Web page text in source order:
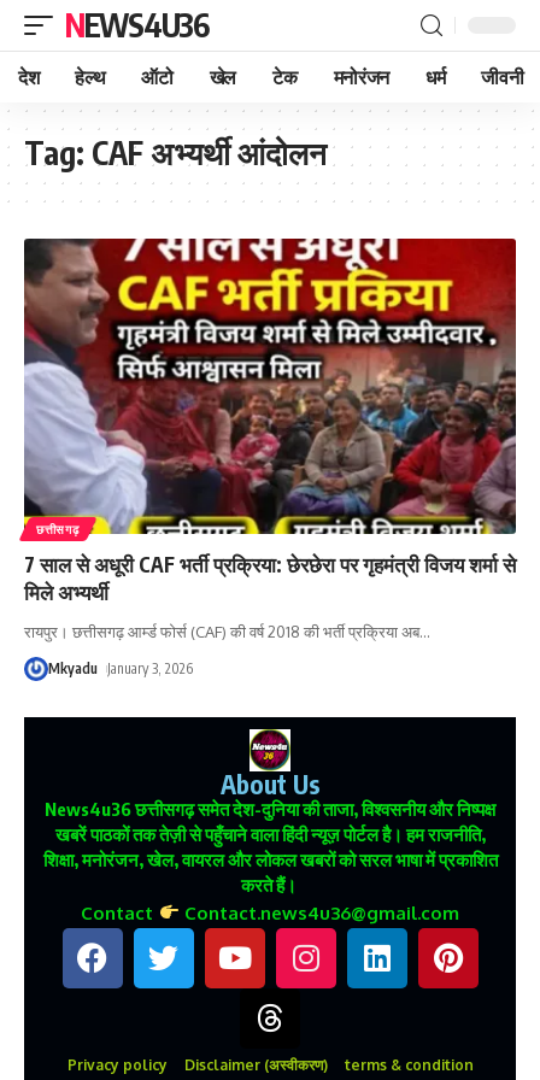
NEWS4U36
देश हेल्थ ऑटो खेल टेक मनोरंजन धर्म जीवनी
Tag: CAF अभ्यर्थी आंदोलन
छत्तीसगढ़
7 साल से अधूरी CAF भर्ती प्रक्रिया: छेरछेरा पर गृहमंत्री विजय शर्मा से
मिले अभ्यर्थी
रायपुर। छत्तीसगढ़ आर्म्ड फोर्स (CAF) की वर्ष 2018 की भर्ती प्रक्रिया अब…
Mkyadu January 3, 2026
About Us
News4u36छत्तीसगढ़ समेत देश-दुनिया की ताजा, विश्वसनीय और निष्पक्ष
खबरें पाठकों तक तेज़ी से पहुँचाने वाला हिंदी न्यूज़ पोर्टल है। हम राजनीति,
शिक्षा, मनोरंजन, खेल, वायरल और लोकल खबरों को सरल भाषा में प्रकाशित
करते हैं।
Contact Contact.news4u36@gmail.com
Privacy policy Disclaimer (अस्वीकरण) terms & condition